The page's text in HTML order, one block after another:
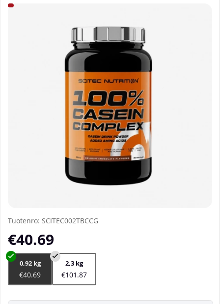
Tuotekuvat Scitec Nutrition 100% Casein Complex, 0,92kg
Tuotenro: SCITEC002TBCCG
€40.69
0,92 kg
€40.69
2,3 kg
€101.87